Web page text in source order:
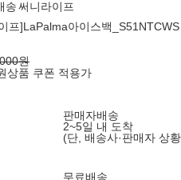
송써니라이프
프]LaPalma아이스백_S51NTCWS
원
상품 쿠폰 적용가
판매자배송
2~5일 내 도착
(단, 배송사·판매자 상
무료배송